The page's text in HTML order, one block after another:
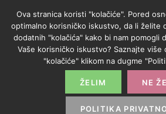
Ova stranica koristi "kolačiće". Pored
optimalno korisničko iskustvo, da li želite
dodatnih "kolačića" kako bi nam pomogli
Vaše korisničko iskustvo? Saznajte više
"kolačiće" klikom na dugme
ŽELIM NE
POLITIKA